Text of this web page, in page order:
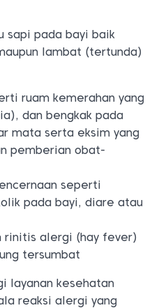
sapi pada bayi baik
lambat (tertunda)
ruam kemerahan yang
dan bengkak pada
mata serta eksim yang
pemberian obat-
seperti
pada bayi, diare atau
rinitis alergi (hay fever)
tersumbat
layanan kesehatan
reaksi alergi yang